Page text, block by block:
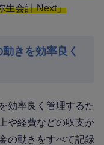
生会計 Next」
きを効率良く
効率良く管理するた
や経費などの収支が
の動きをすべて記録